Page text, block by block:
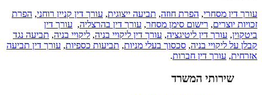
עורך דין מסחרי, הפרת חוזה, תביעה ייצוגית, עורך דין קניין רוחני, הפרת
זכויות יוצרים, רישום סימן מסחר, עורך דין בהרצליה, עורך דין
ביטקוין, עורך דין ליטיגציה, עורך דין ליקויי בניה, ליקויי בניה, תביעה נגד
קבלן על ליקויי בניה, סכסוך בעלי מניות, תביעות כספיות, עורך דין תביעה
אזרחית, עורך דין חברות.
שירותי המשרד